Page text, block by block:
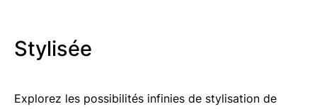
Stylisée
Explorez les possibilités infinies de stylisation de